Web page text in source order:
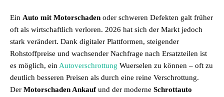
Ein Auto mit Motorschaden oder schweren Defekten galt früher
oft als wirtschaftlich verloren. 2026 hat sich der Markt jedoch
stark verändert. Dank digitaler Plattformen, steigender
Rohstoffpreise und wachsender Nachfrage nach Ersatzteilen ist
es möglich, ein Autoverschrottung Wuerselen zu können – oft zu
deutlich besseren Preisen als durch eine reine Verschrottung.
Der Motorschaden Ankaufund der moderne Schrottauto